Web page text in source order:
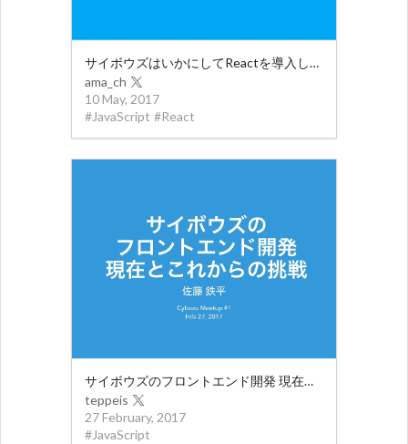
サイボウズはいかにしてReactを導入したか
ama_ch
10 May, 2017
#JavaScript #React
サイボウズのフロントエンド開発 現在とこれからの挑戦
teppeis
27 February, 2017
#JavaScript